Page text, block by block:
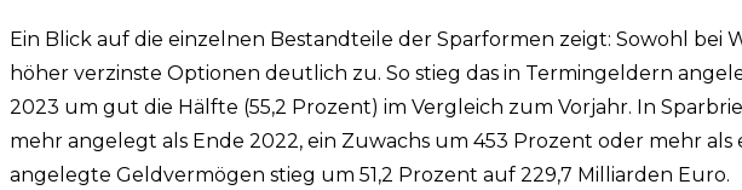
Ein Blick auf die einzelnen Bestandteile der Sparformen zeigt: Sowohl bei
höher verzinste Optionen deutlich zu. So stieg das in Termingeldern
2023 um gut die Hälfte (55,2 Prozent) im Vergleich zum Vorjahr. In
mehr angelegt als Ende 2022, ein Zuwachs um 453 Prozent oder mehr
angelegte Geldvermögen stieg um 51,2 Prozent auf 229,7 Milliarden Euro.